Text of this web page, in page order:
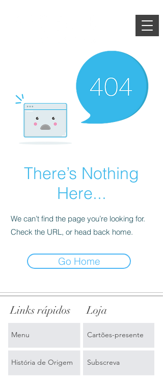
There’s Nothing
Here...
We can’t find the page you’re looking for.
Check the URL, or head back home.
Go Home
Links rápidos Loja
Menu
História de Origem
Cartões-presente
Subscreva